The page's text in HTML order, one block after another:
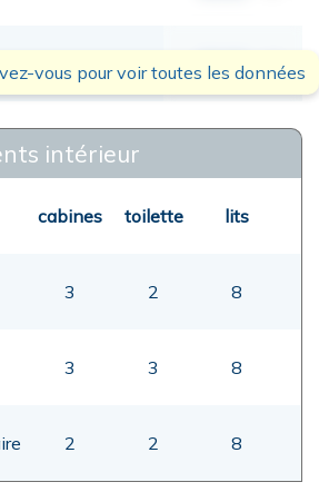
00,00
vous pour voir toutes les données
intérieur
cabines toilette lits
3 2 8
3 3 8
2 2 8